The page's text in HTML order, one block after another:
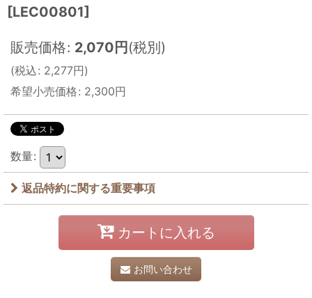
[LEC00801]
販売価格: 2,070 円 (税別)
(税込: 2,277円)
希望小売価格: 2,300円
数量:
返品特約に関する重要事項
カートに入れる
お問い合わせ